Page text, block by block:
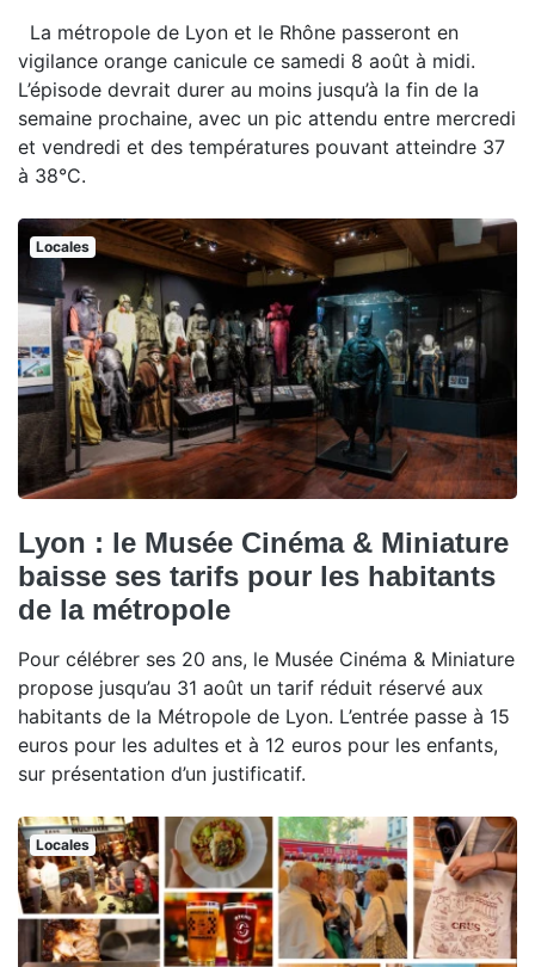
La métropole de Lyon et le Rhône passeront en
vigilance orange canicule ce samedi 8 août à midi.
L’épisode devrait durer au moins jusqu’à la fin de la
semaine prochaine, avec un pic attendu entre mercredi
et vendredi et des températures pouvant atteindre 37
à 38°C.
Locales
Lyon : le Musée Cinéma & Miniature
baisse ses tarifs pour les habitants
de la métropole
Pour célébrer ses 20 ans, le Musée Cinéma & Miniature
propose jusqu’au 31 août un tarif réduit réservé aux
habitants de la Métropole de Lyon. L’entrée passe à 15
euros pour les adultes et à 12 euros pour les enfants,
sur présentation d’un justificatif.
Locales